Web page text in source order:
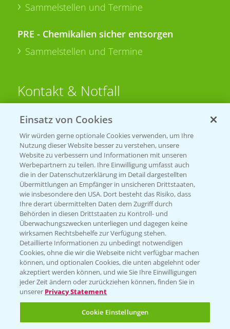
Sammelstellen und Termine
PRE - Chemikalien sicher entsorgen
Sammelstellen und Termine
Kontakt & Notfall
Beratung auf WhatsApp
T.+49 (0)174 346 564 1
KONTAKT
Hilfe in Notfällen
T.+49 (0)214/30-20220
Folgen Sie uns
Einsatz von Cookies
Wir würden gerne optionale Cookies verwenden, um Ihre
Nutzung dieser Website besser zu verstehen, unsere
Website zu verbessern und Informationen mit unseren
Werbepartnern zu teilen. Ihre Einwilligung umfasst auch
die in der Datenschutzerklärung im Detail dargestellten
Übermittlungen an Empfänger in unsicheren Drittstaaten,
wie insbesondere den USA. Dort besteht das Risiko, dass
Ihre derart übermittelten Daten dem Zugriff durch
Behörden in diesen Drittstaaten zu Kontroll- und
Überwachungszwecken unterliegen und dagegen keine
wirksamen Rechtsbehelfe zur Verfügung stehen.
Detaillierte Informationen zu unbedingt notwendigen
Cookies, ohne die wir die Webseite nicht verfügbar machen
können, und optionalen Cookies, die unten abgelehnt oder
akzeptiert werden können, und wie Sie Ihre Einwilligungen
jeder Zeit ändern oder zurückziehen können, finden Sie in
unserer Privacy Statement
Cookie Einstellungen